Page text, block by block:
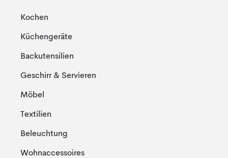
Kochen
Küchengeräte
Backutensilien
Geschirr & Servieren
Möbel
Textilien
Beleuchtung
Wohnaccessoires